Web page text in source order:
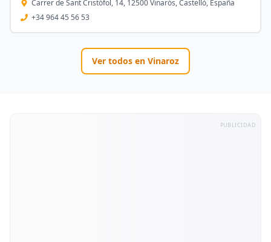
Carrer de Sant Cristòfol, 14, 12500 Vinaròs, Castelló, España
+34 964 45 56 53
Ver todos en Vinaroz
PUBLICIDAD